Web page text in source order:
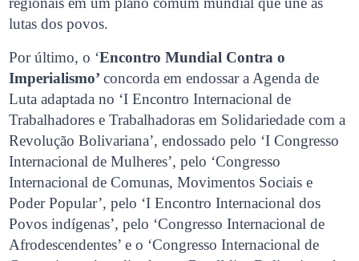
lutas dos povos.
Por último, o ‘Encontro Mundial Contra o
Imperialismo’concorda em endossar a Agenda de
Luta adaptada no ‘I Encontro Internacional de
Trabalhadores e Trabalhadoras em Solidariedade com a
Revolução Bolivariana’, endossado pelo ‘I Congresso
Internacional de Mulheres’, pelo ‘Congresso
Internacional de Comunas, Movimentos Sociais e
Poder Popular’, pelo ‘I Encontro Internacional dos
Povos indígenas’, pelo ‘Congresso Internacional de
Afrodescendentes’ e o ‘Congresso Internacional de